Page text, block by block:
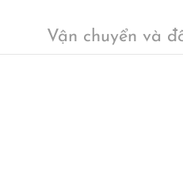
Vận chuyển và